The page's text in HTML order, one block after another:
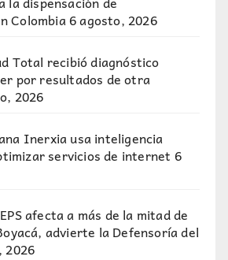
Colombia6 agosto, 2026
Total recibió diagnóstico
por resultados de otra
2026
Inerxia usa inteligencia
servicios de internet 6
afecta a más de la mitad de
advierte la Defensoría del
2026